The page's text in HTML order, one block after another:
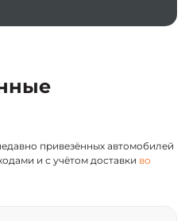
привезённых автомобилей
и с учётом доставки во